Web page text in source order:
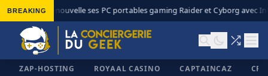
BREAKING
◆ MSI renouvelle ses PC portables gaming Raider et Cyborg avec
ZAP-HOSTING ROYAAL CASINO CAPTAINCAZ